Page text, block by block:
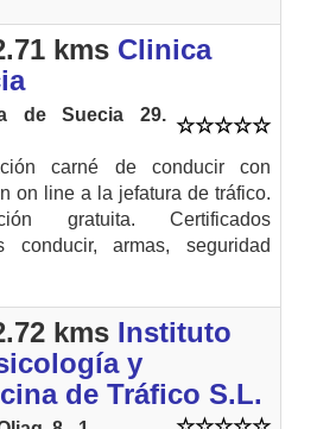
kms Clinica
de Suecia 29.
carné de conducir con
on line a la jefatura de tráfico.
gratuita. Certificados
conducir, armas, seguridad
kms Instituto
y
de Tráfico S.L.